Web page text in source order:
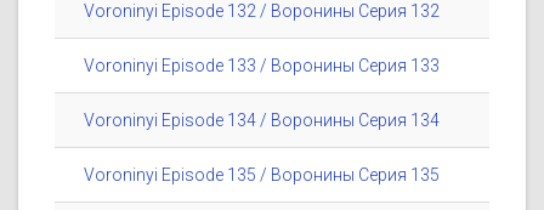
Voroninyi Episode 132 / Воронины Серия 132
Voroninyi Episode 133 / Воронины Серия 133
Voroninyi Episode 134 / Воронины Серия 134
Voroninyi Episode 135 / Воронины Серия 135